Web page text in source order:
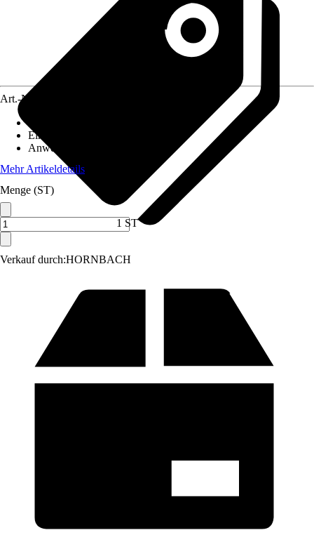
Verkauf durch:HORNBACH
Art.-Nr.
Einsatzbereich
Anwendungsbereich
Mehr Artikeldetails
Menge (ST)
1 ST